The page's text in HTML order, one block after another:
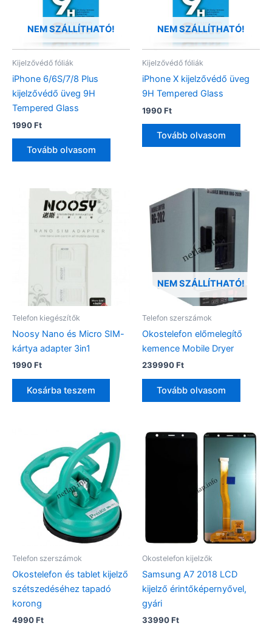
NEM SZÁLLÍTHATÓ!
Kijelzővédő fóliák
iPhone 6/6S/7/8 Plus
kijelzővédő üveg 9H
Tempered Glass
1990Ft
Tovább olvasom
NEM SZÁLLÍTHATÓ!
Kijelzővédő fóliák
iPhone X kijelzővédő üveg
9H Tempered Glass
1990Ft
Tovább olvasom
Telefon kiegészítők
Noosy Nano és Micro SIM-
kártya adapter 3in1
1990Ft
Kosárba teszem
NEM SZÁLLÍTHATÓ!
Telefon szerszámok
Okostelefon előmelegítő
kemence Mobile Dryer
239990Ft
Tovább olvasom
Telefon szerszámok
Okostelefon és tablet kijelző
szétszedéséhez tapadó
korong
4990Ft
Okostelefon kijelzők
Samsung A7 2018 LCD
kijelző érintőképernyővel,
gyári
33990Ft